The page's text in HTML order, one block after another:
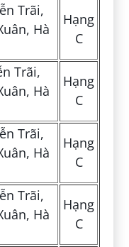
Trãi,
Hà
Hạng
C
Trãi,
Hà
Hạng
C
Trãi,
Hà
Hạng
C
Trãi,
Hà
Hạng
C